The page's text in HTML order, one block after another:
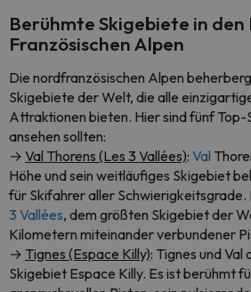
Berühmte Skigebiete in
Französischen Alpen
Die nordfranzösischen Alpen
Skigebiete der Welt, die alle
Attraktionen bieten. Hier sind fünf Top-
ansehen sollten:
→ Val Thorens (Les 3 Vallées): Val
Höhe und sein weitläufiges Skigebiet
für Skifahrer aller Schwierigkeitsgrade.
3 Vallées, dem größten Skigebiet der
Kilometern miteinander verbundener
→ Tignes (Espace Killy): Tignes und Val
Skigebiet Espace Killy. Es ist berühmt